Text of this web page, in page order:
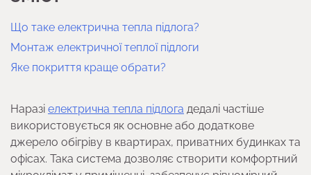
Що таке електрична тепла підлога?
Монтаж електричної теплої підлоги
Яке покриття краще обрати?
Наразі електрична тепла підлога дедалі частіше
використовується як основне або додаткове
джерело обігріву в квартирах, приватних будинках та
офісах. Така система дозволяє створити комфортний